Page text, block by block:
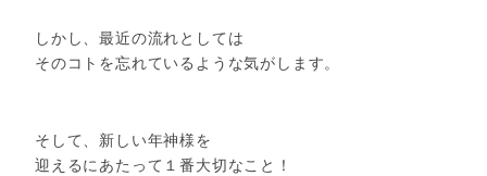
しかし、最近の流れとしては
そのコトを忘れているような気がします。
そして、新しい年神様を
迎えるにあたって１番大切なこと！